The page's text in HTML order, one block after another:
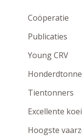
Coöperatie
Publicaties
Young CRV
Tientonners
Excellente
Hoogste